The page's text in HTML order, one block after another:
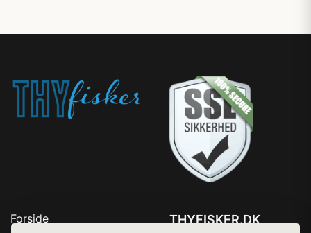
Forside
THYFISKER.DK